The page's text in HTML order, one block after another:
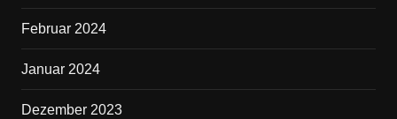
Februar 2024
Januar 2024
Dezember 2023